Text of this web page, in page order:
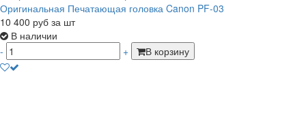
Оригинальная Печатающая головка Canon PF-03
10 400 руб за шт
В наличии
-
+ В корзину